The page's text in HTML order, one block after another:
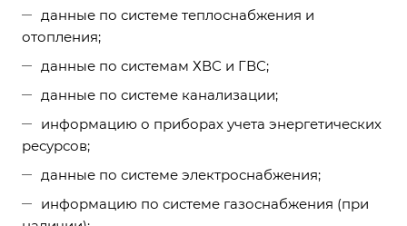
данные по системе теплоснабжения и
отопления;
данные по системам ХВС и ГВС;
данные по системе канализации;
информацию о приборах учета энергетических
ресурсов;
данные по системе электроснабжения;
информацию по системе газоснабжения (при